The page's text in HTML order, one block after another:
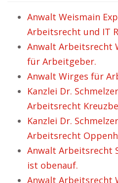
Anwalt Weismain
Arbeitsrecht und IT
Anwalt Arbeitsrecht
für Arbeitgeber.
Anwalt Wirges für
Kanzlei Dr.
Arbeitsrecht
Kanzlei Dr.
Arbeitsrecht
Anwalt Arbeitsrecht
ist obenauf.
Anwalt Arbeitsrecht